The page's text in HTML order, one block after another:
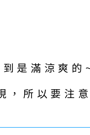
是滿涼爽的
所以要注